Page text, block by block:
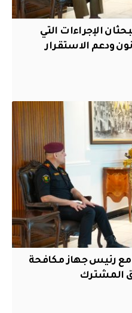
الإجراءات التي
ودعم الاستقرار
مع رئيس جهاز مكافحة
المشترك